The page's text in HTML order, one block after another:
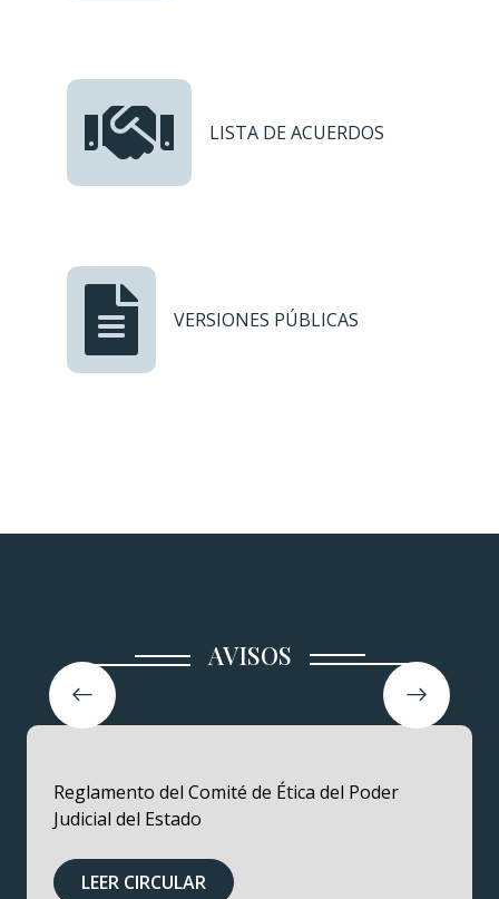
LISTA DE ACUERDOS
VERSIONES PÚBLICAS
AVISOS
Reglamento del Comité de Ética del Poder
Judicial del Estado
LEER CIRCULAR